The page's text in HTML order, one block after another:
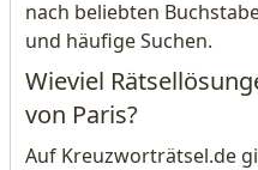
nach beliebten
und häufige Suchen.
Wieviel
von Paris?
Auf Kreuzworträtsel.de